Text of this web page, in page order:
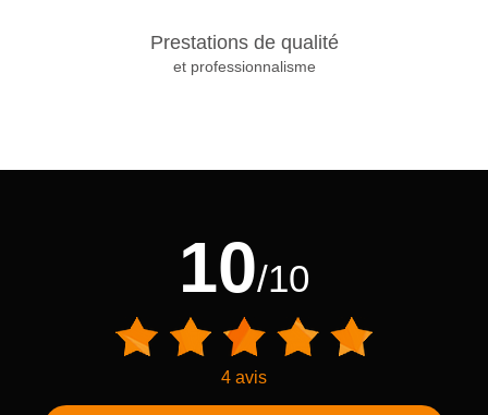
Prestations de qualité
et professionnalisme
10/10
4 avis